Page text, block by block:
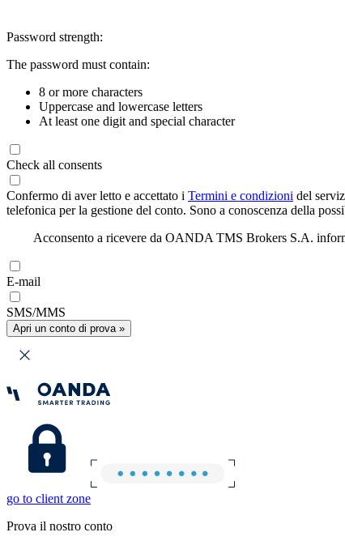
Password strength:
The password must contain:
8 or more characters
Uppercase and lowercase letters
At least one digit and special character
Check all consents
Confermo di aver letto e accettato i Termini e condizioni del
telefonica per la gestione del conto. Sono a conoscenza della
Acconsento a ricevere da OANDA TMS Brokers S.A.
E-mail
SMS/MMS
Apri un conto di prova »
go to client zone
Prova il nostro conto